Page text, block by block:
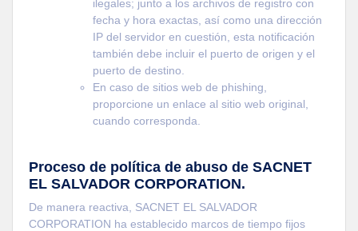
ilegales; junto a los archivos de registro con
fecha y hora exactas, así como una dirección
IP del servidor en cuestión, esta notificación
también debe incluir el puerto de origen y el
puerto de destino.
En caso de sitios web de phishing,
proporcione un enlace al sitio web original,
cuando corresponda.
Proceso de política de abuso de SACNET
EL SALVADOR CORPORATION.
De manera reactiva, SACNET EL SALVADOR
CORPORATION ha establecido marcos de tiempo fijos